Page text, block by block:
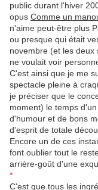
public durant l'hiver
opus Comme un
n'aime peut-être plus
ou presque qui était
novembre (et les
ne voulait voir
C'est ainsi que je me
spectacle pleine à
je préciser que le
moment) le temps
d'humour et de bons
d'esprit de totale
Encore un de ces
font oublier tout le
arrière-goût d'une
*
C'est que tous les